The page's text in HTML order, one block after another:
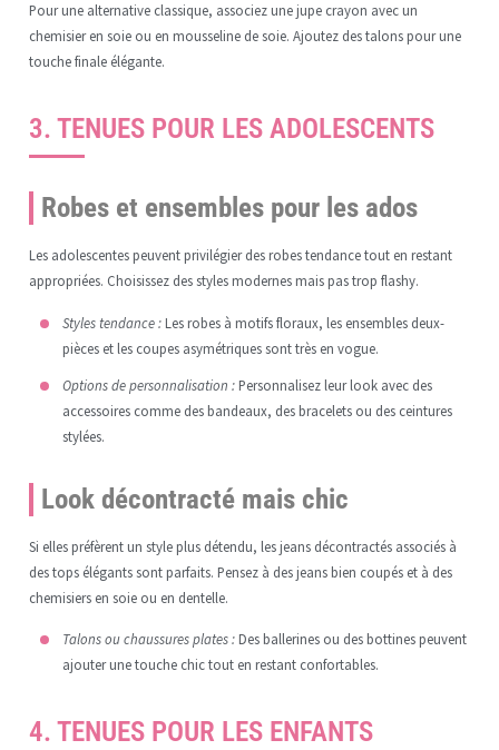
Pour une alternative classique, associez une jupe crayon avec un
chemisier en soie ou en mousseline de soie. Ajoutez des talons pour une
touche finale élégante.
3. TENUES POUR LES ADOLESCENTS
Robes et ensembles pour les ados
Les adolescentes peuvent privilégier des robes tendance tout en restant
appropriées. Choisissez des styles modernes mais pas trop flashy.
Styles tendance :Les robes à motifs floraux, les ensembles deux-
pièces et les coupes asymétriques sont très en vogue.
Options de personnalisation :Personnalisez leur look avec des
accessoires comme des bandeaux, des bracelets ou des ceintures
stylées.
Look décontracté mais chic
Si elles préfèrent un style plus détendu, les jeans décontractés associés à
des tops élégants sont parfaits. Pensez à des jeans bien coupés et à des
chemisiers en soie ou en dentelle.
Talons ou chaussures plates :Des ballerines ou des bottines peuvent
ajouter une touche chic tout en restant confortables.
4. TENUES POUR LES ENFANTS